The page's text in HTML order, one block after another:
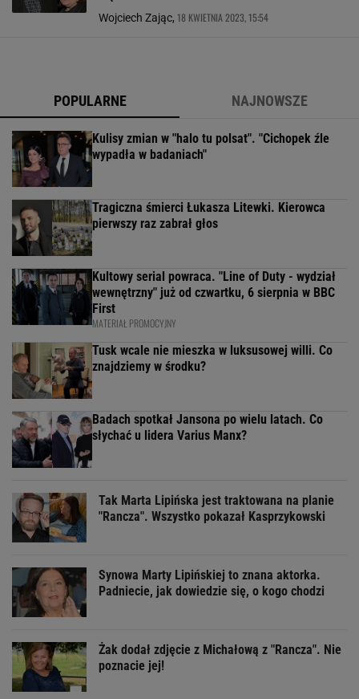
Wojciech Zając, 18 KWIETNIA 2023, 15:54
POPULARNE NAJNOWSZE
Kulisy zmian w "halo tu polsat". "Cichopek źle
wypadła w badaniach"
Tragiczna śmierci Łukasza Litewki. Kierowca
pierwszy raz zabrał głos
Kultowy serial powraca. "Line of Duty - wydział
wewnętrzny" już od czwartku, 6 sierpnia w BBC
First
MATERIAŁ PROMOCYJNY
Tusk wcale nie mieszka w luksusowej willi. Co
znajdziemy w środku?
Badach spotkał Jansona po wielu latach. Co
słychać u lidera Varius Manx?
Tak Marta Lipińska jest traktowana na planie
"Rancza". Wszystko pokazał Kasprzykowski
Synowa Marty Lipińskiej to znana aktorka.
Padniecie, jak dowiedzie się, o kogo chodzi
Żak dodał zdjęcie z Michałową z "Rancza". Nie
poznacie jej!